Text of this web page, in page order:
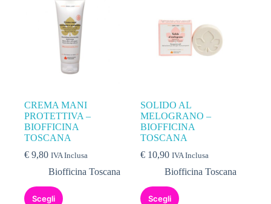
CREMA MANI
PROTETTIVA –
BIOFFICINA
TOSCANA
€ 9,80 IVA Inclusa
Biofficina Toscana
Scegli
SOLIDO AL
MELOGRANO –
BIOFFICINA
TOSCANA
€ 10,90 IVA Inclusa
Biofficina Toscana
Scegli